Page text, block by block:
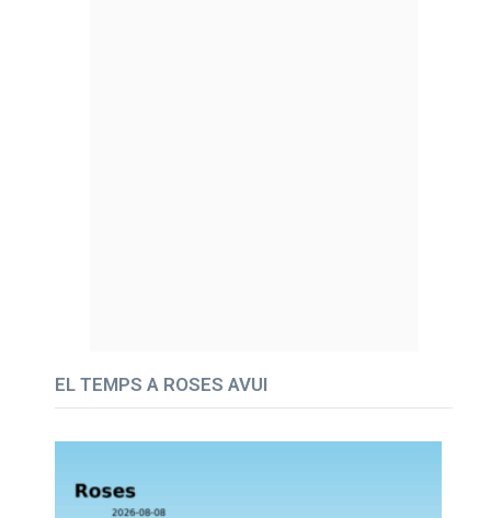
EL TEMPS A ROSES AVUI